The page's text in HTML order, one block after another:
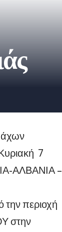
7
ΑΛΒΑΝΙΑ –
την περιοχή
στην